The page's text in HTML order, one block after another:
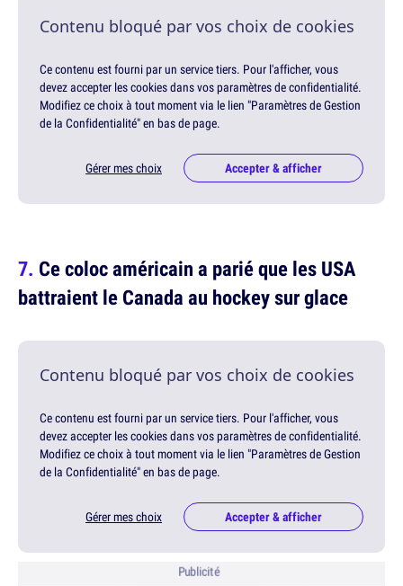
Contenu bloqué par vos choix de cookies
Ce contenu est fourni par un service tiers. Pour l'afficher, vous
devez accepter les cookies dans vos paramètres de confidentialité.
Modifiez ce choix à tout moment via le lien "Paramètres de Gestion
de la Confidentialité" en bas de page.
Gérer mes choix Accepter & afficher
Ce coloc américain a parié que les USA
battraient le Canada au hockey sur glace
Contenu bloqué par vos choix de cookies
Ce contenu est fourni par un service tiers. Pour l'afficher, vous
devez accepter les cookies dans vos paramètres de confidentialité.
Modifiez ce choix à tout moment via le lien "Paramètres de Gestion
de la Confidentialité" en bas de page.
Gérer mes choix Accepter & afficher
Publicité